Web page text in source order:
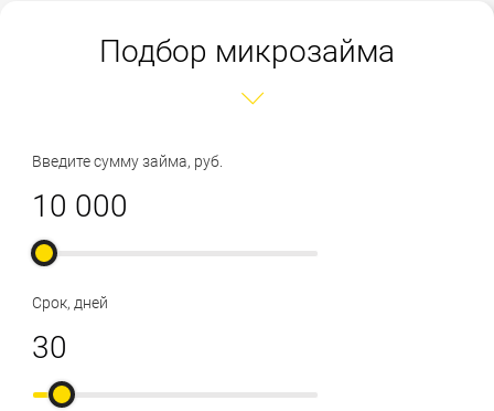
Подбор микрозайма
Введите сумму займа, руб.
Срок, дней